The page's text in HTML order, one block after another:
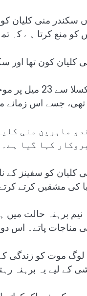
سکندر منی کلیان کو
کو منع کرتا ہے کہ
کلیان کون تھا اور
تھی، جسے اس زمانے
ماہرین منی
کہا گیا ہے۔
کی مشقیں کرتے
نیم برہنہ حالت
مناجات پاتے۔ اس
لوگ موت کو زندگی
کے لیے یہ برہنہ